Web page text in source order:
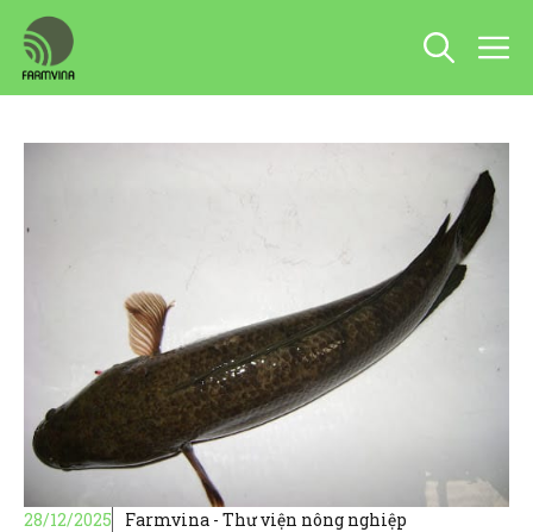
Chuyển
đến
nội
28/12/2025 Farmvina - Thư viện nông nghiệp